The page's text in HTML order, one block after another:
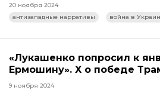
20 ноября 2024
антизападные нарративы
война в
«Лукашенко попросил к
Ермошину». X о победе
9 ноября 2024